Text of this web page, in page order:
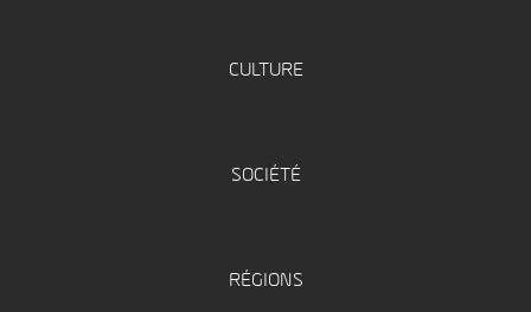
CULTURE
SOCIÉTÉ
RÉGIONS